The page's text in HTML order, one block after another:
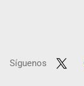
Síguenos